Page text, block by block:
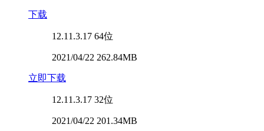
下载
12.11.3.17 64位
2021/04/22 262.84MB
立即下载
12.11.3.17 32位
2021/04/22 201.34MB